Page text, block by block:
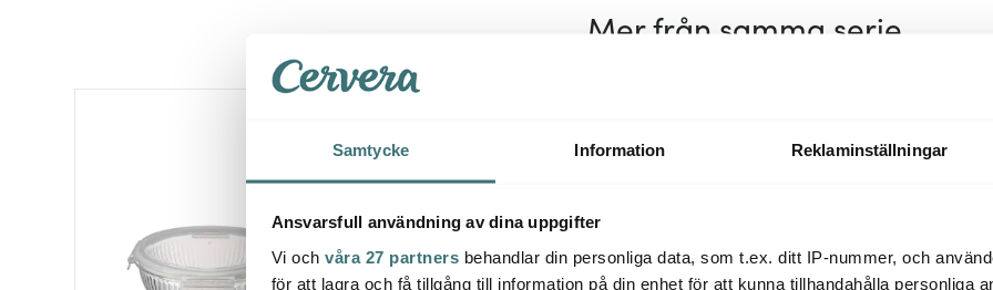
Samtycke Information Reklaminställningar
Ansvarsfull användning av dina uppgifter
Vi och våra 27 partners behandlar din personliga data, som t.ex. ditt IP-nummer, och
för att lagra och få tillgång till information på din enhet för att kunna tillhandahålla personliga
Mer från samma serie